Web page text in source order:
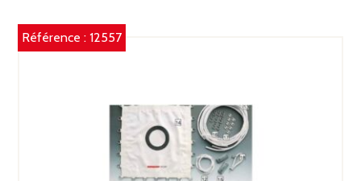
Référence :12557